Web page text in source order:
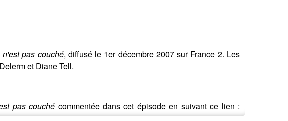
n'est pas couché, diffusé le 1er décembre 2007 sur France 2. Les
et Diane Tell.
pas couché commentée dans cet épisode en suivant ce lien :